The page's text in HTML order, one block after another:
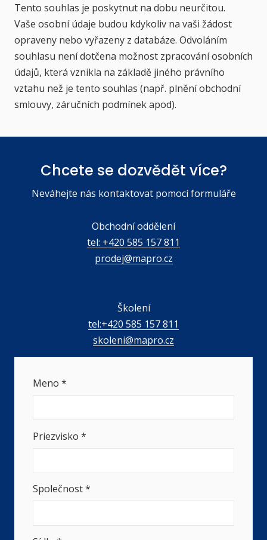
Tento souhlas je poskytnut na dobu neurčitou.
Vaše osobní údaje budou kdykoliv na vaši žádost
opraveny nebo vyřazeny z databáze. Odvoláním
souhlasu není dotčena možnost zpracování osobních
údajů, která vznikla na základě jiného právního
vztahu než je tento souhlas (např. plnění obchodní
smlouvy, záručních podmínek apod).
Chcete se dozvědět více?
Neváhejte nás kontaktovat pomocí formuláře
Obchodní oddělení
tel: +420 585 157 811
prodej@mapro.cz
Školení
tel:+420 585 157 811
skoleni@mapro.cz
Meno *
Priezvisko *
Společnost*